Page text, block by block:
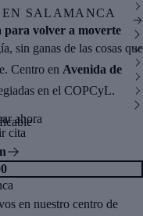
ahora
cita
EN SALAMANCA
para volver a moverte
sin ganas de las cosas que
Centro en Avenida de
en el COPCyL.
en nuestro centro de